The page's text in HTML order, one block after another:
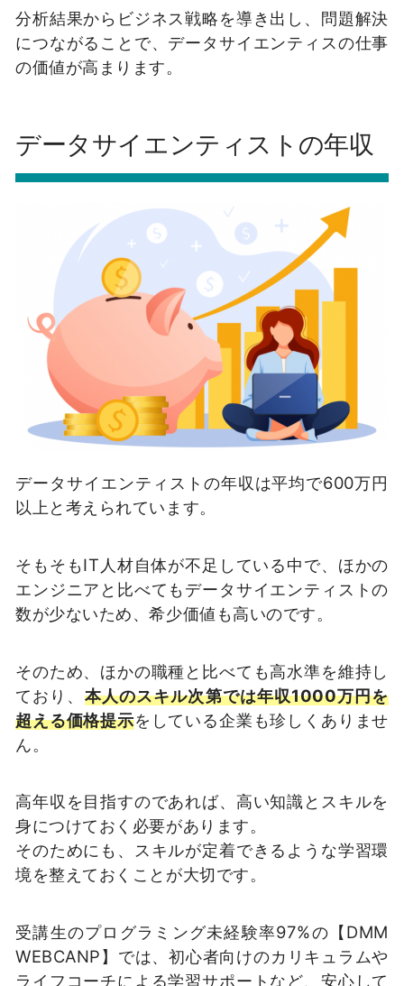
分析結果からビジネス戦略を導き出し、問題解決
につながることで、データサイエンティスの仕事
の価値が高まります。
データサイエンティストの年収
データサイエンティストの年収は平均で600万円
以上と考えられています。
そもそもIT 人材自体が不足している中で、ほかの
エンジニアと比べてもデータサイエンティストの
数が少ないため、希少価値も高いのです。
そのため、ほかの職種と比べても高水準を維持し
ており、 本人のスキル次第では年収1000万円を
超える価格提示をしている企業も珍しくありませ
ん。
高年収を目指すのであれば、高い知識とスキルを
身につけておく必要があります。
そのためにも、スキルが定着できるような学習環
境を整えておくことが大切です。
受講生のプログラミング未経験率97%の【DMM
WEBCANP】では、初心者向けのカリキュラムや
ライフコーチによる学習サポートなど、安心して